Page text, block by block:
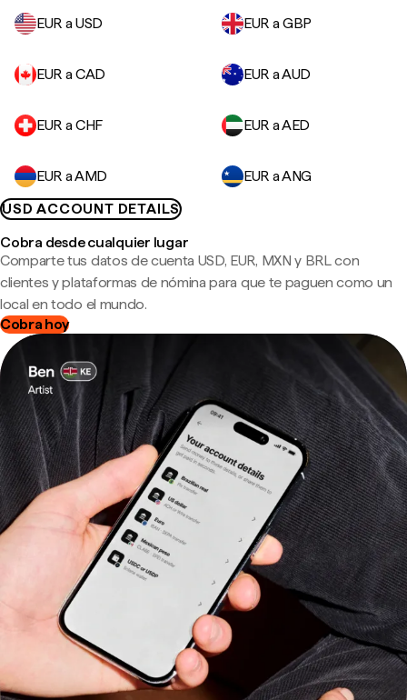
EUR a USD
EUR a GBP
EUR a CAD EUR a AUD
EUR a CHF EUR a AED
EUR a AMD
EUR a ANG
USD ACCOUNT DETAILS
Cobra desde cualquier lugar
Comparte tus datos de cuenta USD, EUR, MXN y BRL con
clientes y plataformas de nómina para que te paguen como un
local en todo el mundo.
Cobra hoy